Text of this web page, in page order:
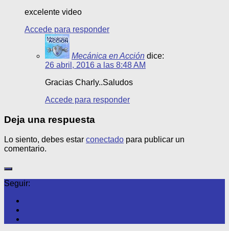
excelente video
Accede para responder
Mecánica en Acción dice:
26 abril, 2016 a las 8:48 AM
Gracias Charly..Saludos
Accede para responder
Deja una respuesta
Lo siento, debes estar conectado para publicar un
comentario.
Seguir: